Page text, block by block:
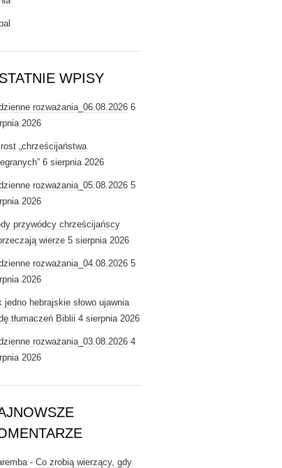
WPISY
rozważania_06.08.2026 6
2026
„chrześcijaństwa
6 sierpnia 2026
rozważania_05.08.2026 5
2026
przywódcy chrześcijańscy
wierze 5 sierpnia 2026
rozważania_04.08.2026 5
2026
jedno hebrajskie słowo ujawnia
tłumaczeń Biblii 4 sierpnia 2026
rozważania_03.08.2026 4
2026
- Co zrobią wierzący, gdy